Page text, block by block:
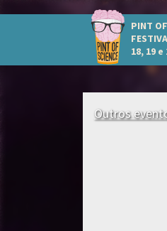
PINT
18, 19
Outros